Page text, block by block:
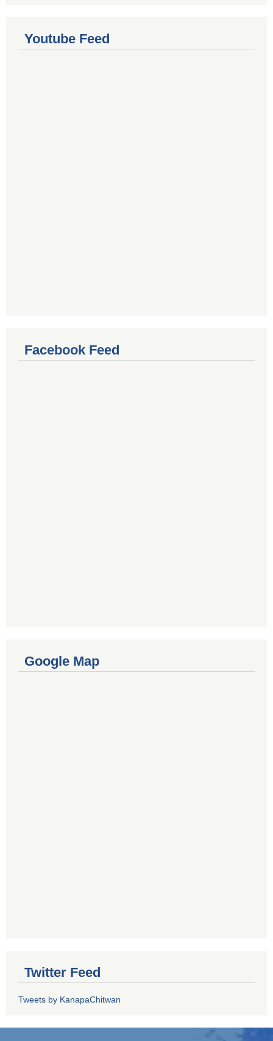
Youtube Feed
Facebook Feed
Google Map
Twitter Feed
Tweets by KanapaChitwan